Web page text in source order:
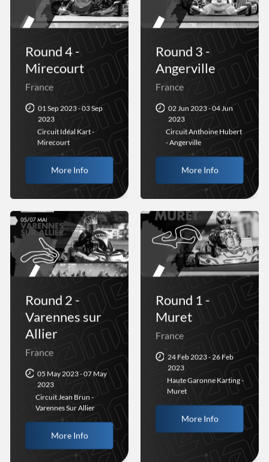
Round 4 -
Mirecourt
France
01 Sep 2023 - 03 Sep
2023
Circuit Idéal Kart -
Mirecourt
More Info
Round 3 -
Angerville
France
02 Jun 2023 - 04 Jun
2023
Circuit Anthoine Hubert
- Angerville
More Info
Round 2 -
Varennes sur
Allier
France
05 May 2023 - 07 May
2023
Circuit Jean Brun -
Varennes Sur Allier
More Info
Round 1 -
Muret
France
24 Feb 2023 - 26 Feb
2023
Haute Garonne Karting -
Muret
More Info